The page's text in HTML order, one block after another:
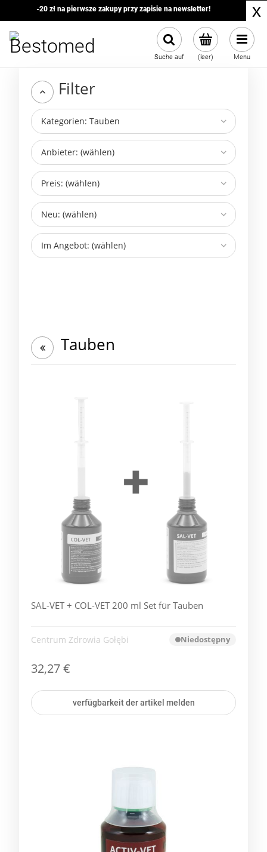
-20 zł na pierwsze zakupy przy zapisie na newsletter! x
(leer)
Suche auf Menu
Filter
Kategorien: Tauben
Anbieter: (wählen)
Preis: (wählen)
Neu: (wählen)
Im Angebot: (wählen)
Tauben
SAL-VET + COL-VET 200 ml Set für Tauben
Centrum Zdrowia Gołębi Niedostępny
32,27 €
verfügbarkeit der artikel melden